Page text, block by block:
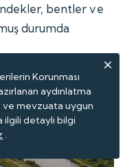
bentler ve
durumda
Korunması
aydınlatma
mevzuata uygun
ilgili detaylı bilgi
.